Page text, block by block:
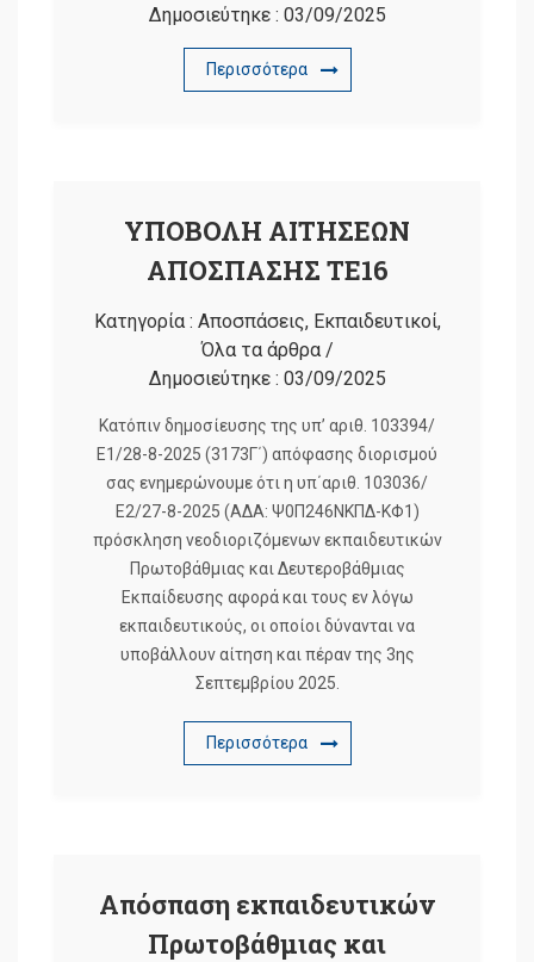
Δημοσιεύτηκε : 03/09/2025
Περισσότερα
ΥΠΟΒΟΛΗ ΑΙΤΗΣΕΩΝ
ΑΠΟΣΠΑΣΗΣ ΤΕ16
Κατηγορία : Αποσπάσεις, Εκπαιδευτικοί,
Όλα τα άρθρα/
Δημοσιεύτηκε : 03/09/2025
Κατόπιν δημοσίευσης της υπ’ αριθ. 103394/
Ε1/28-8-2025 (3173Γ΄) απόφασης διορισμού
σας ενημερώνουμε ότι η υπ΄αριθ. 103036/
Ε2/27-8-2025 (ΑΔΑ: Ψ0Π246ΝΚΠΔ-ΚΦ1)
πρόσκληση νεοδιοριζόμενων εκπαιδευτικών
Πρωτοβάθμιας και Δευτεροβάθμιας
Εκπαίδευσης αφορά και τους εν λόγω
εκπαιδευτικούς, οι οποίοι δύνανται να
υποβάλλουν αίτηση και πέραν της 3ης
Σεπτεμβρίου 2025.
Περισσότερα
Απόσπαση εκπαιδευτικών
Πρωτοβάθμιας και